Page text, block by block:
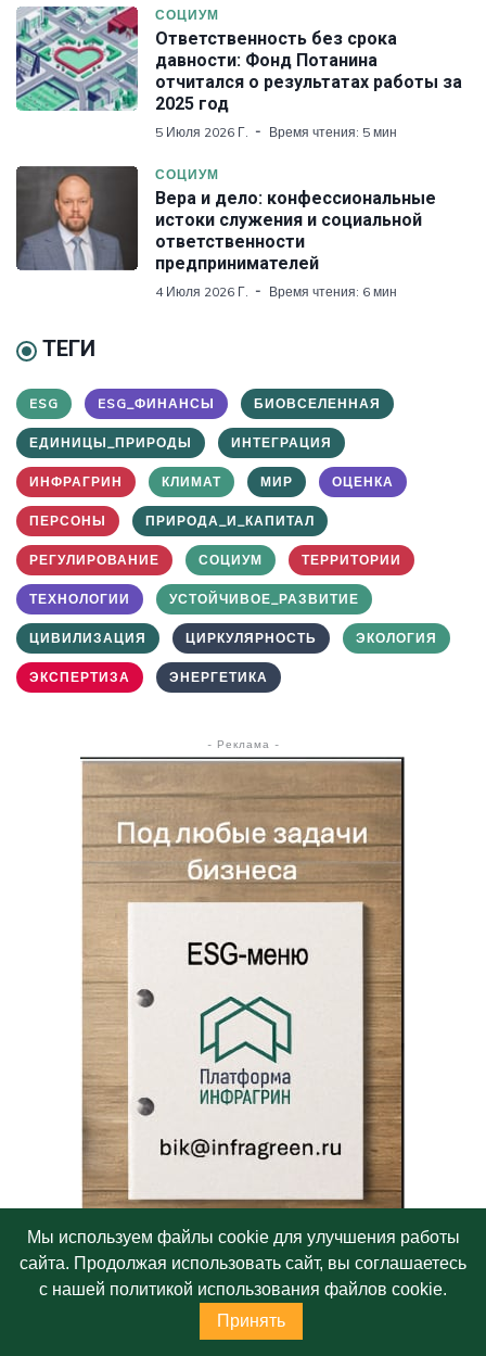
СОЦИУМ
Ответственность без срока
давности: Фонд Потанина
отчитался о результатах работы за
2025 год
5 Июля 2026 Г. Время чтения: 5 мин
СОЦИУМ
Вера и дело: конфессиональные
истоки служения и социальной
ответственности
предпринимателей
4 Июля 2026 Г. Время чтения: 6 мин
ТЕГИ
ESG ESG_ФИНАНСЫ БИОВСЕЛЕННАЯ
ЕДИНИЦЫ_ПРИРОДЫ ИНТЕГРАЦИЯ
ИНФРАГРИН КЛИМАТ МИР ОЦЕНКА
ПЕРСОНЫ ПРИРОДА_И_КАПИТАЛ
РЕГУЛИРОВАНИЕ СОЦИУМ ТЕРРИТОРИИ
ТЕХНОЛОГИИ УСТОЙЧИВОЕ_РАЗВИТИЕ
ЦИВИЛИЗАЦИЯ ЦИРКУЛЯРНОСТЬ ЭКОЛОГИЯ
ЭКСПЕРТИЗА ЭНЕРГЕТИКА
- Реклама -
Мы используем файлы cookie для улучшения работы
сайта. Продолжая использовать сайт, вы соглашаетесь
с нашей политикой использования файлов cookie.
Принять